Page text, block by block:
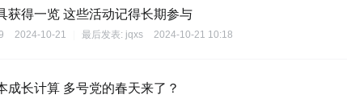
获得一览 这些活动记得长期参与
2024-10-21 最后发表: jqxs 2024-10-21 10:18
成长计算 多号党的春天来了？